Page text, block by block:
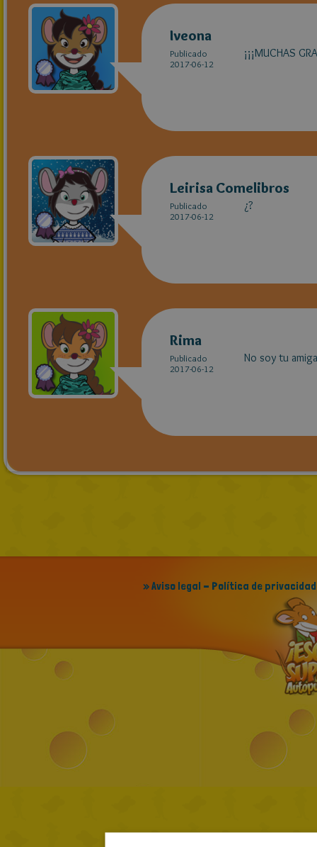
Iveona
Publicado
2017-06-12
¡¡¡MUCHAS
Leirisa Comelibros
Publicado
2017-06-12
¿?
Rima
Publicado
2017-06-12
No soy tu amiga
» Aviso legal - Política de privacidad